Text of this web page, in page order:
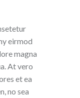
eirmod
magna
At vero
et ea
no sea